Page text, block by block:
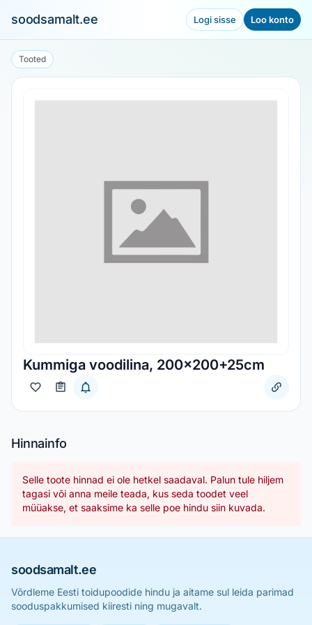
soodsamalt.ee Logi sisse Loo konto
Tooted
Kummiga voodilina, 200x200+25cm
Hinnainfo
Selle toote hinnad ei ole hetkel saadaval. Palun tule hiljem
tagasi või anna meile teada, kus seda toodet veel
müüakse, et saaksime ka selle poe hindu siin kuvada.
soodsamalt.ee
Võrdleme Eesti toidupoodide hindu ja aitame sul leida parimad
sooduspakkumised kiiresti ning mugavalt.